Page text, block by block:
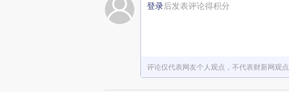
登录后发表评论得积分
评论仅代表网友个人观点，不代表财新网观点